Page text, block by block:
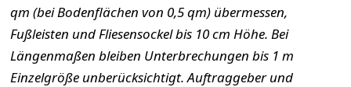
qm (bei Bodenflächen von 0,5 qm) übermessen,
Fußleisten und Fliesensockel bis 10 cm Höhe. Bei
Längenmaßen bleiben Unterbrechungen bis 1 m
Einzelgröße unberücksichtigt. Auftraggeber und